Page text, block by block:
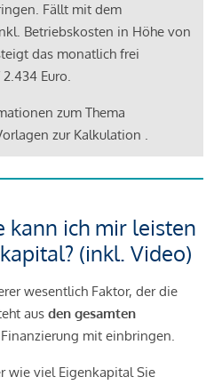
Fällt mit dem
Betriebskosten in Höhe von
das monatlich frei
Euro.
zum Thema
zur Kalkulation .
ich mir leisten
(inkl. Video)
wesentlich Faktor, der die
aus den gesamten
mit einbringen.
wie viel Eigenkapital Sie